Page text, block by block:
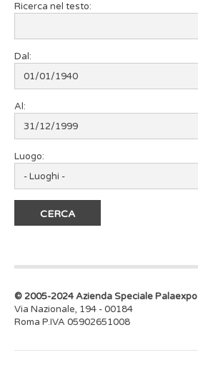
Ricerca nel testo:
Dal:
Al:
Luogo:
© 2005-2024 Azienda Speciale Palaexpo
Via Nazionale, 194 - 00184
Roma P.IVA 05902651008